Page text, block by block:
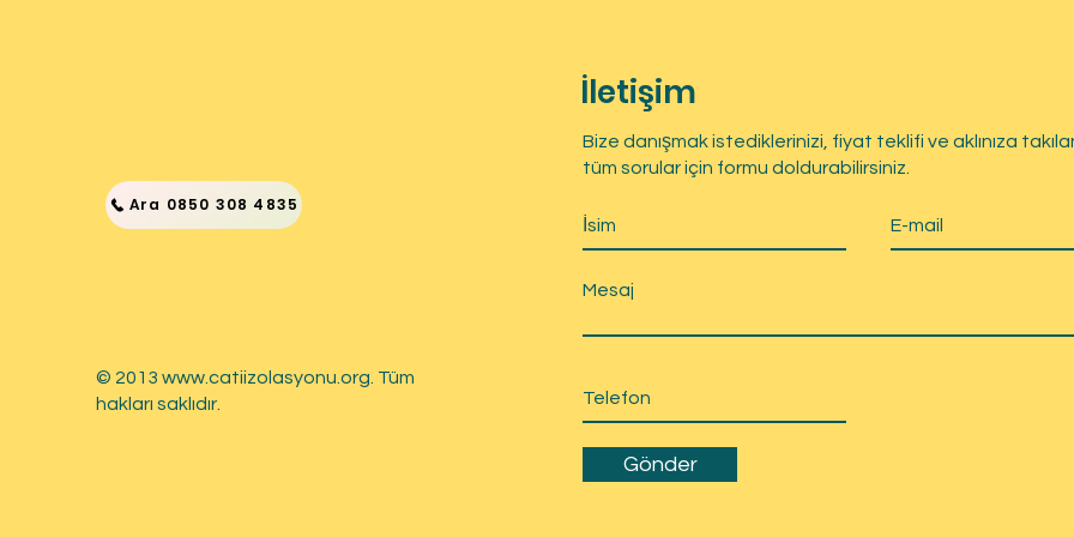
Ara 0850 308 4835
© 2013 www.catiizolasyonu.org . Tüm
hakları saklıdır.
İletişim
Bize danışmak istediklerinizi, fiyat teklifi ve aklınıza
tüm sorular için formu doldurabilirsiniz.
Gönder